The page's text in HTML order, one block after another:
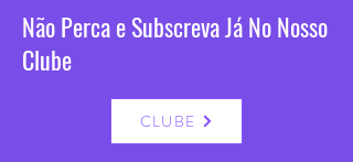
Não Perca e Subscreva Já No Nosso
Clube
CLUBE